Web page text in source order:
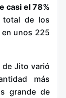
casi el 78%
total de los
unos 225
Jito varió
más
grande de